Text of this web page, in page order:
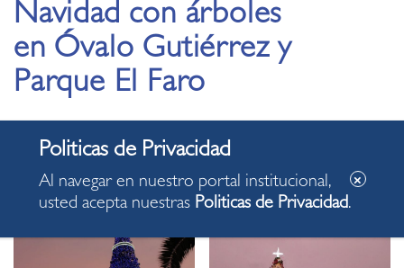
Navidad con árboles
en Óvalo Gutiérrez y
Parque El Faro
09.12.2019
Al navegar en nuestro portal institucional,
usted acepta nuestras Politicas de Privacidad.